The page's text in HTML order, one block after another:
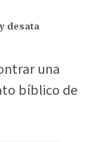
desata
una
bíblico de